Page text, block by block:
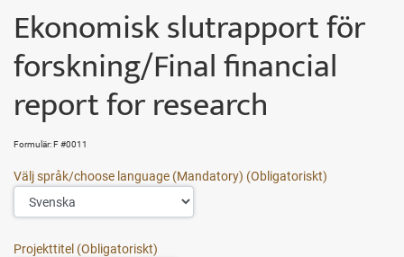
Ekonomisk slutrapport för
forskning/Final financial
report for research
Formulär: F #0011
Välj språk/choose language (Mandatory)
Projekttitel